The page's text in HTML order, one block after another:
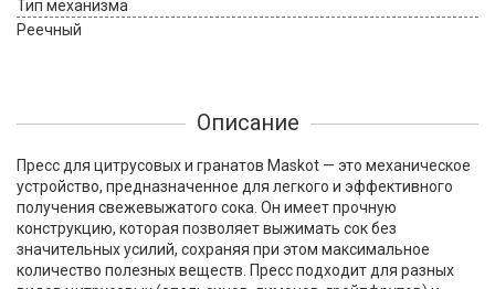
Тип механизма
Реечный
Описание
Пресс для цитрусовых и гранатов Maskot — это механическое
устройство, предназначенное для легкого и эффективного
получения свежевыжатого сока. Он имеет прочную
конструкцию, которая позволяет выжимать сок без
значительных усилий, сохраняя при этом максимальное
количество полезных веществ. Пресс подходит для разных